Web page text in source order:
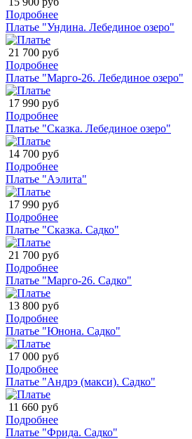
Подробнее
Платье "Ундина. Лебединое озеро"
21 700 руб
Подробнее
Платье "Марго-26. Лебединое озеро"
17 990 руб
Подробнее
Платье "Сказка. Лебединое озеро"
14 700 руб
Подробнее
Платье "Аэлита"
17 990 руб
Подробнее
Платье "Сказка. Садко"
21 700 руб
Подробнее
Платье "Марго-26. Садко"
13 800 руб
Подробнее
Платье "Юнона. Садко"
17 000 руб
Подробнее
Платье "Андрэ (макси). Садко"
11 660 руб
Подробнее
Платье "Фрида. Садко"